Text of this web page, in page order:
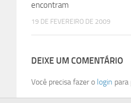
encontram
19 DE FEVEREIRO DE 2009
DEIXE UM COMENTÁRIO
Você precisa fazer o login para